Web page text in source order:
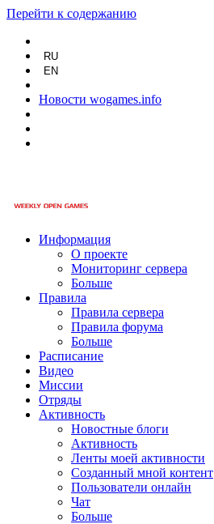
Перейти к содержанию
RU
EN
Новости wogames.info
Информация
О проекте
Мониторинг сервера
Больше
Правила
Правила сервера
Правила форума
Больше
Расписание
Видео
Миссии
Отряды
Активность
Новостные блоги
Активность
Ленты моей активности
Созданный мной контент
Пользователи онлайн
Чат
Больше